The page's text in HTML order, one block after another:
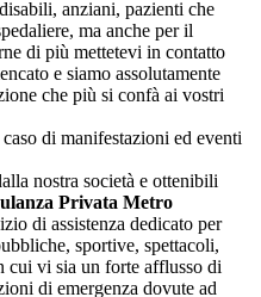
anziani, pazienti che
ma anche per il
di più mettetevi in contatto
e siamo assolutamente
che più si confà ai vostri
di manifestazioni ed eventi
nostra società e ottenibili
Privata Metro
di assistenza dedicato per
sportive, spettacoli,
cui vi sia un forte afflusso di
di emergenza dovute ad